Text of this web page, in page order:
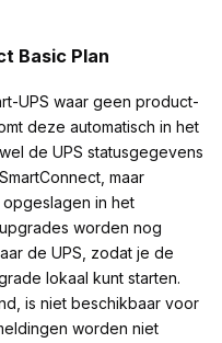
Basic Plan
UPS waar geen product-
deze automatisch in het
de UPS statusgegevens
maar
in het
worden nog
de UPS, zodat je de
lokaal kunt starten.
is niet beschikbaar voor
worden niet